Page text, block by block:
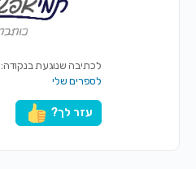
לכתיבה שנוגעת בנקודה:
לספרים שלי
עזר לך?